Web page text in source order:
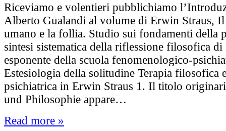
Riceviamo e volentieri pubblichiamo
Alberto Gualandi al volume di Erwin Straus,
umano e la follia. Studio sui fondamenti della
sintesi sistematica della riflessione filosofica
esponente della scuola fenomenologico-
Estesiologia della solitudine Terapia filosofica
psichiatrica in Erwin Straus 1. Il titolo
und Philosophie appare…
Read more »